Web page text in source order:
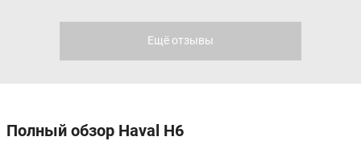
Ещё отзывы
Полный обзор Haval H6